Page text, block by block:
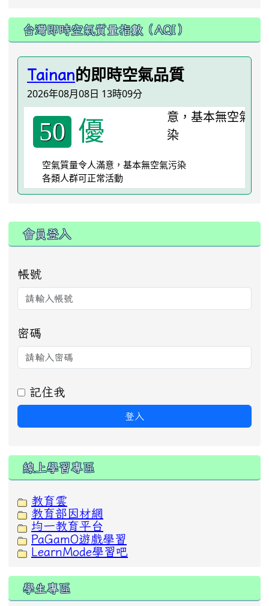
台灣即時空氣質量指數（AQI）
Tainan的即時空氣品質
2026年08月08日 13時09分
50 優
空氣質量令人滿意，基本無空氣污染
各類人群可正常活動
:::
會員登入
帳號
密碼
記住我
登入
線上學習專區
教育雲
教育部因材網
均一教育平台
PaGamO遊戲學習
LearnMode學習吧
學生專區